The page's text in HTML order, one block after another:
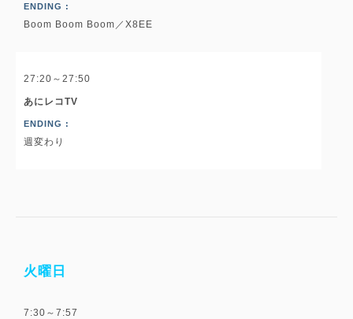
ENDING :
Boom Boom Boom／X8EE
27:20～27:50
あにレコTV
ENDING :
週変わり
火曜日
7:30～7:57